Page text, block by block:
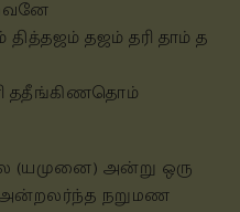
தித்தஜம் தஜம் தரி தாம் த
ததீங்கிணதொம்
(யமுனை) அன்று ஒரு
அன்றலர்ந்த நறுமண